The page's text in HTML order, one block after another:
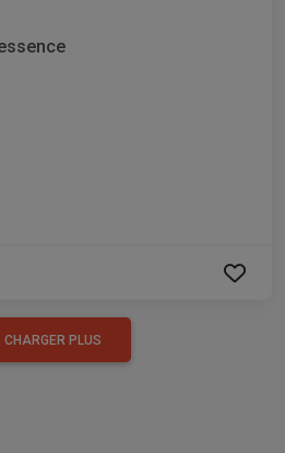
CHARGER PLUS